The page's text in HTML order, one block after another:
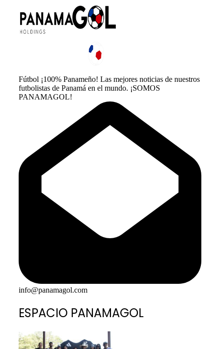
Fútbol ¡100% Panameño! Las mejores noticias de nuestros
futbolistas de Panamá en el mundo. ¡SOMOS
PANAMAGOL!
info@panamagol.com
ESPACIO PANAMAGOL